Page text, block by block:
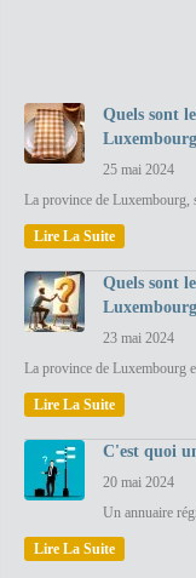
Quels sont
25 mai 2024
La province de Luxembourg,
Lire La Suite
Quels sont
23 mai 2024
La province de Luxembourg
Lire La Suite
C'est quoi
20 mai 2024
Un annuaire
Lire La Suite